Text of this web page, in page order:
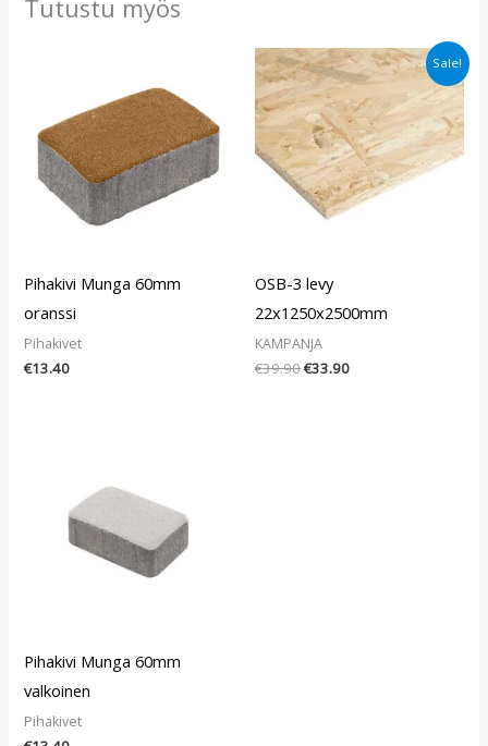
Tutustu myös
Pihakivi Munga 60mm
oranssi
Pihakivet
€13.40
Sale!
OSB-3 levy
22x1250x2500mm
KAMPANJA
€39.90
Alkuperäinen
hinta
oli:
€39.90.
€33.90
Nykyinen
hinta
€33.90.
Pihakivi Munga 60mm
valkoinen
Pihakivet